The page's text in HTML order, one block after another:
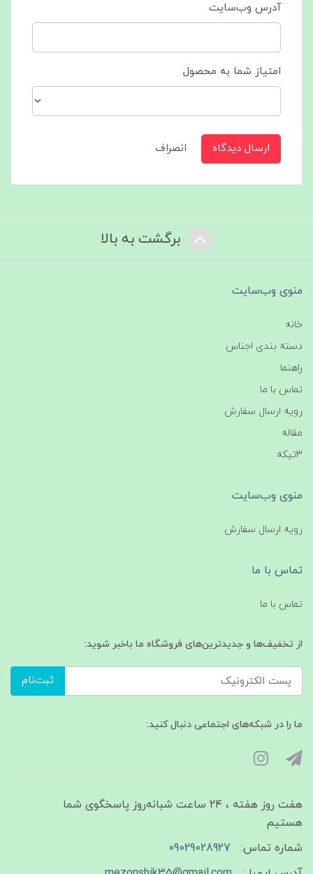
آدرس وب‌سایت
امتیاز شما به محصول
ارسال دیدگاه انصراف
برگشت به بالا
منوی وب‌سایت
خانه
دسته بندی اجناس
راهنما
تماس با ما
رویه ارسال سفارش
مقاله
3تیکه
منوی وب‌سایت
رویه ارسال سفارش
تماس با ما
تماس با ما
از تخفیف‌ها و جدیدترین‌های فروشگاه ما باخبر شوید:
ثبت‌نام
ما را در شبکه‌های اجتماعی دنبال کنید:
هفت روز هفته ، ۲۴ ساعت شبانه‌روز پاسخگوی شما
هستیم
شماره تماس:
09029028927